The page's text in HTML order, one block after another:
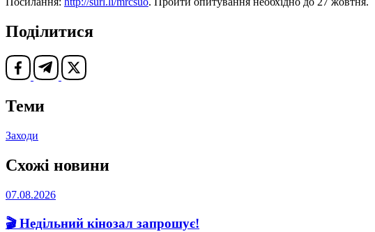
Поділитися
Теми
Заходи
Схожі новини
07.08.2026
🎬 Недільний кінозал запрошує!